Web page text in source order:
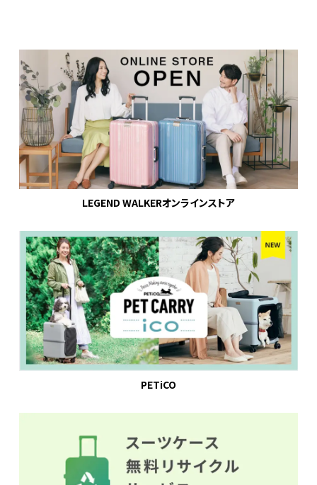
LEGEND WALKERオンラインストア
PETiCO